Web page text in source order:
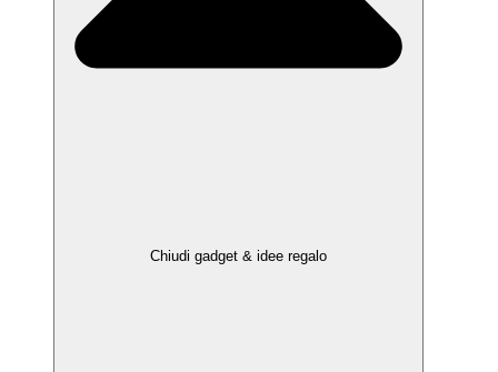
Chiudi gadget & idee regalo